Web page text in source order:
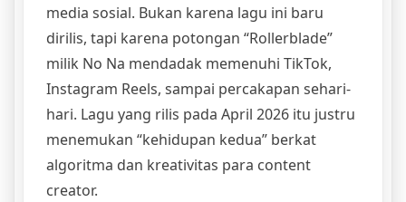
media sosial. Bukan karena lagu ini baru
dirilis, tapi karena potongan “Rollerblade”
milik No Na mendadak memenuhi TikTok,
Instagram Reels, sampai percakapan sehari-
hari. Lagu yang rilis pada April 2026 itu justru
menemukan “kehidupan kedua” berkat
algoritma dan kreativitas para content
creator.